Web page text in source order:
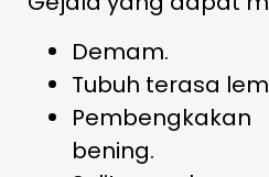
Demam.
Tubuh terasa
bening.